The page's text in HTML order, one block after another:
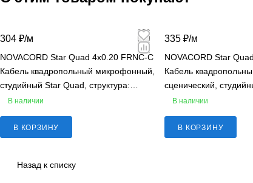
304 ₽/м
NOVACORD Star Quad 4x0.20 FRNC-C
Кабель квадропольный микрофонный,
студийный Star Quad, структура:
4х0.20 мм2, многожил., AWG 24
В наличии
В КОРЗИНУ
335 ₽/м
NOVACORD Star
Кабель
сценический,
структура: 4х0.20
В наличии
В КОРЗИНУ
Назад к списку